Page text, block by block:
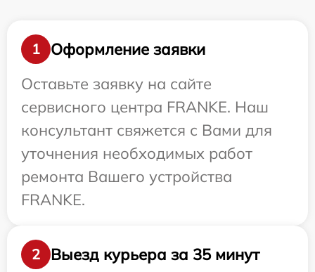
1
Оформление заявки
Оставьте заявку на сайте
сервисного центра FRANKE. Наш
консультант свяжется с Вами для
уточнения необходимых работ
ремонта Вашего устройства
FRANKE.
2
Выезд курьера за 35 минут